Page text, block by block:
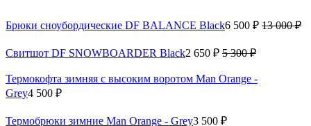
Брюки сноубордические DF BALANCE Black6 500 ₽ 13 000 ₽
Свитшот DF SNOWBOARDER Black2 650 ₽ 5 300 ₽
Термокофта зимняя с высоким воротом Man Orange -
Grey4 500 ₽
Термобрюки зимние Man Orange - Grey3 500 ₽